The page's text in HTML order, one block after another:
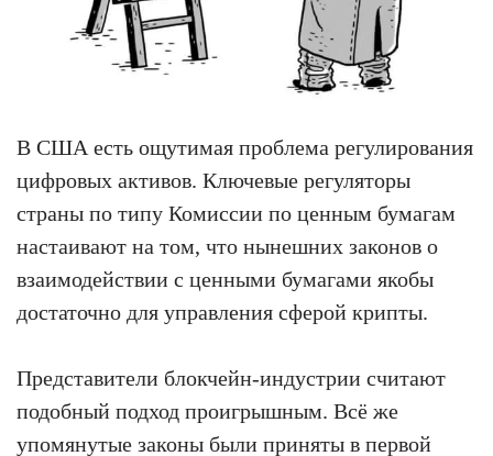
В США есть ощутимая проблема регулирования
цифровых активов. Ключевые регуляторы
страны по типу Комиссии по ценным бумагам
настаивают на том, что нынешних законов о
взаимодействии с ценными бумагами якобы
достаточно для управления сферой крипты.
Представители блокчейн-индустрии считают
подобный подход проигрышным. Всё же
упомянутые законы были приняты в первой